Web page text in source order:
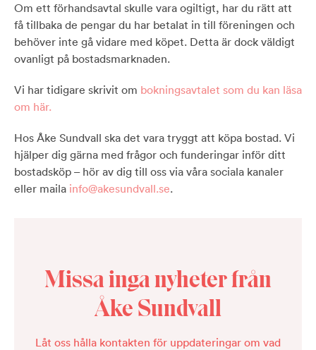
Om ett förhandsavtal skulle vara ogiltigt, har du rätt att
få tillbaka de pengar du har betalat in till föreningen och
behöver inte gå vidare med köpet. Detta är dock väldigt
ovanligt på bostadsmarknaden.
Vi har tidigare skrivit om bokningsavtalet som du kan läsa
om här.
Hos Åke Sundvall ska det vara tryggt att köpa bostad. Vi
hjälper dig gärna med frågor och funderingar inför ditt
bostadsköp – hör av dig till oss via våra sociala kanaler
eller maila info@akesundvall.se.
Missa inga nyheter från
Åke Sundvall
Låt oss hålla kontakten för uppdateringar om vad